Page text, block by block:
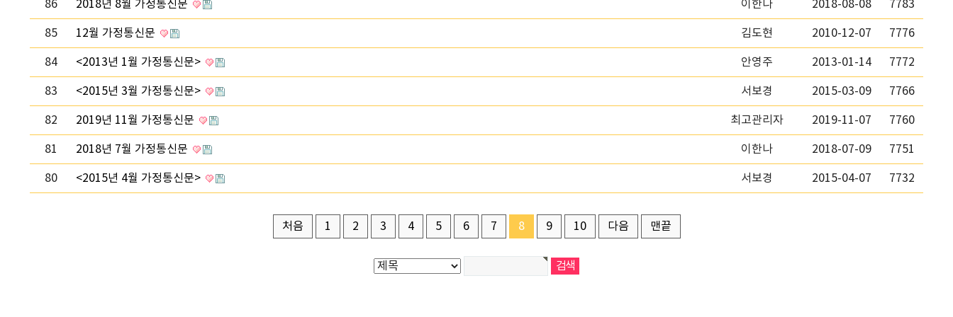
86 2018년 8월 가정통신문 이한나 2018-08-08 7783
85 12월 가정통신문 김도현 2010-12-07 7776
84 <2013년 1월 가정통신문> 안영주 2013-01-14 7772
83 <2015년 3월 가정통신문> 서보경 2015-03-09 7766
82 2019년 11월 가정통신문 최고관리자 2019-11-07 7760
81 2018년 7월 가정통신문 이한나 2018-07-09 7751
80 <2015년 4월 가정통신문> 서보경 2015-04-07 7732
처음 1 2 3 4 5 6 7 8 9 10 다음 맨끝